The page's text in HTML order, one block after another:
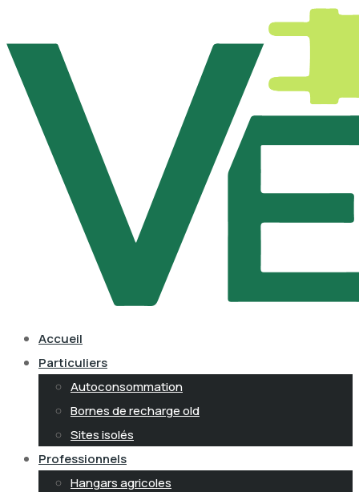
Accueil
Particuliers
Autoconsommation
Bornes de recharge old
Sites isolés
Professionnels
Hangars agricoles